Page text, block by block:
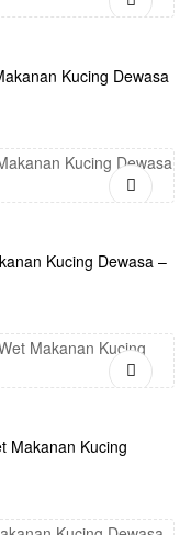
Kucing Dewasa
Kucing Dewasa –
Makanan Kucing